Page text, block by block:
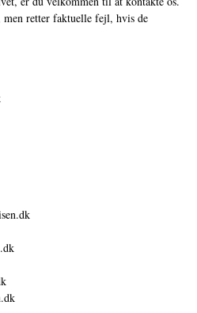
retter faktuelle fejl, hvis de